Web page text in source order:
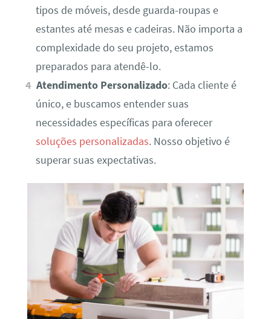
tipos de móveis, desde guarda-roupas e
estantes até mesas e cadeiras. Não importa a
complexidade do seu projeto, estamos
preparados para atendê-lo.
Atendimento Personalizado: Cada cliente é
único, e buscamos entender suas
necessidades específicas para oferecer
soluções personalizadas. Nosso objetivo é
superar suas expectativas.